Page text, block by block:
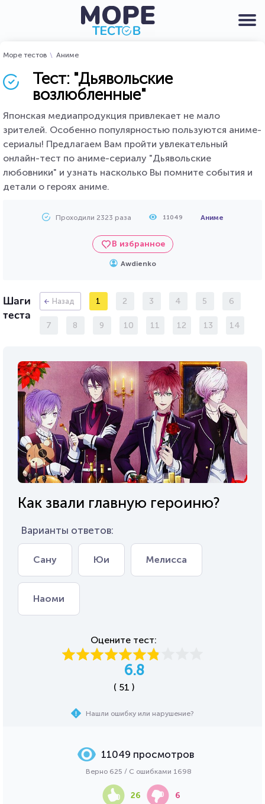
Море тестов Аниме
Тест: "Дьявольские
возлюбленные"
Японская медиапродукция привлекает не мало
зрителей. Особенно популярностью пользуются аниме-
сериалы! Предлагаем Вам пройти увлекательный
онлайн-тест по аниме-сериалу "Дьявольские
любовники" и узнать насколько Вы помните события и
детали о героях аниме.
Проходили 2323 раза 11049 Аниме
В избранное
Awdienko
Шаги
теста
Назад 1 2 3 4 5 6
7 8 9 10 11 12 13 14
Как звали главную героиню?
Варианты ответов:
Сану Юи Мелисса
Наоми
Оцените тест:
6.8
( 51 )
Нашли ошибку или нарушение?
11049 просмотров
Верно 625 / С ошибками 1698
26 6